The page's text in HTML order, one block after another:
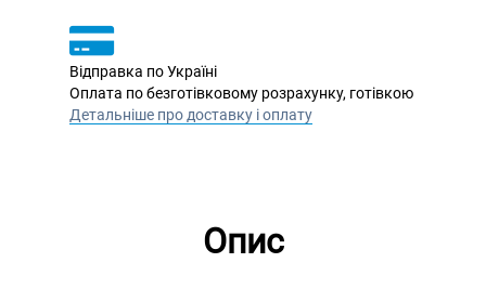
Відправка по Україні
Оплата по безготівковому розрахунку, готівкою
Детальніше про доставку і оплату
Опис